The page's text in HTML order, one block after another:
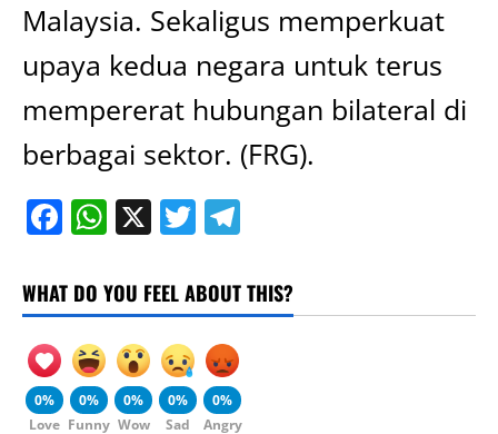
Malaysia. Sekaligus memperkuat
upaya kedua negara untuk terus
mempererat hubungan bilateral di
berbagai sektor. (FRG).
Facebook
WhatsApp
X Twitter
WHAT DO YOU FEEL ABOUT THIS?
0%
Love
0%
Funny
0%
Wow
0%
Sad
0%
Angry